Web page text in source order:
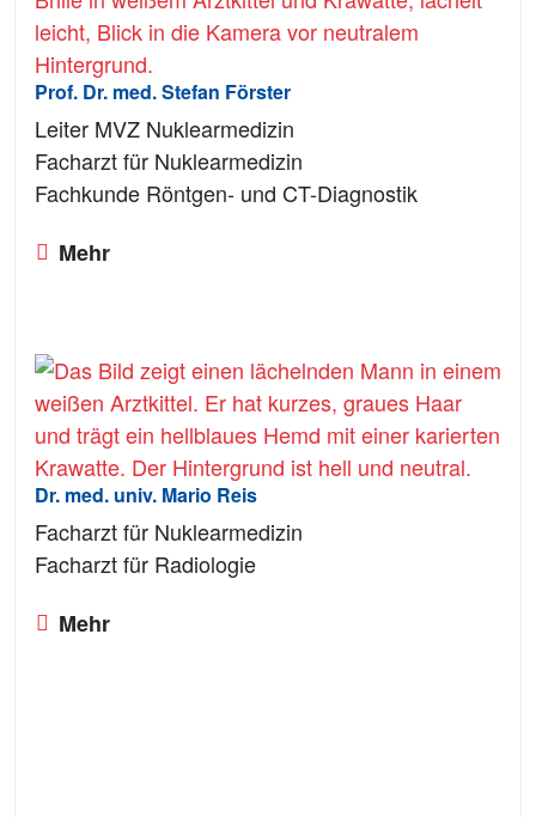
Prof. Dr. med. Stefan Förster
Leiter MVZ Nuklearmedizin
Facharzt für Nuklearmedizin
Fachkunde Röntgen- und CT-Diagnostik
Mehr
Dr. med. univ. Mario Reis
Facharzt für Nuklearmedizin
Facharzt für Radiologie
Mehr